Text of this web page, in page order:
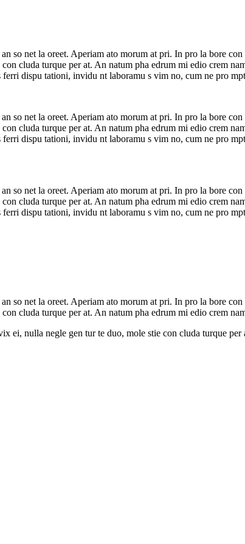
so net la oreet. Aperiam ato morum at pri. In pro la bore
cluda turque per at. An natum pha edrum mi edio crem
dispu tationi, invidu nt laboramu s vim no, cum ne pro
so net la oreet. Aperiam ato morum at pri. In pro la bore
cluda turque per at. An natum pha edrum mi edio crem
dispu tationi, invidu nt laboramu s vim no, cum ne pro
so net la oreet. Aperiam ato morum at pri. In pro la bore
cluda turque per at. An natum pha edrum mi edio crem
dispu tationi, invidu nt laboramu s vim no, cum ne pro
so net la oreet. Aperiam ato morum at pri. In pro la bore
cluda turque per at. An natum pha edrum mi edio crem
ei, nulla negle gen tur te duo, mole stie con cluda turque